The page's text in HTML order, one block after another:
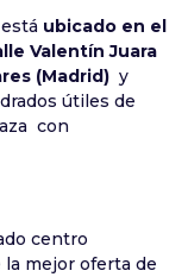
ubicado en el
Valentín Juara
(Madrid) y
útiles de
con
centro
mejor oferta de